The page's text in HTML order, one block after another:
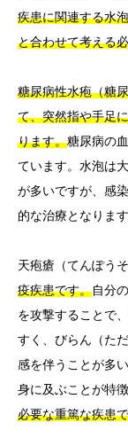
疾患に関連する水
と合わせて考える
糖尿病性水疱（糖
て、突然指や手足
ります。糖尿病の
ています。水泡は
が多いですが、感
的な治療となります
天疱瘡（てんぽうそ
疫疾患です。自分
を攻撃することで
すく、びらん（た
感を伴うことが多
身に及ぶことが特徴
必要な重篤な疾患